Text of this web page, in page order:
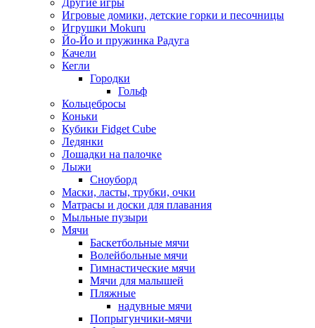
Другие игры
Игровые домики, детские горки и песочницы
Игрушки Mokuru
Йо-Йо и пружинка Радуга
Качели
Кегли
Городки
Гольф
Кольцебросы
Коньки
Кубики Fidget Cube
Ледянки
Лошадки на палочке
Лыжи
Сноуборд
Маски, ласты, трубки, очки
Матрасы и доски для плавания
Мыльные пузыри
Мячи
Баскетбольные мячи
Волейбольные мячи
Гимнастические мячи
Мячи для малышей
Пляжные
надувные мячи
Попрыгунчики-мячи